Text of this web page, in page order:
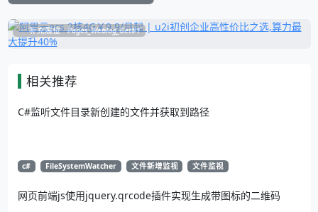
补充展位 Pages_Weblog_Get#1
相关推荐
C#监听文件目录新创建的文件并获取到路径
c# FileSystemWatcher 文件新增监视 文件监视
网页前端js使用jquery.qrcode插件实现生成带图标的二维码